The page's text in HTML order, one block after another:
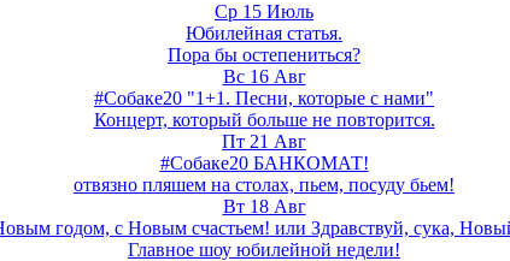
Ср 15 Июль
Юбилейная статья.
Пора бы остепениться?
Вс 16 Авг
#Собаке20 "1+1. Песни, которые с нами"
Концерт, который больше не повторится.
Пт 21 Авг
#Собаке20 БАНКОМАТ!
отвязно пляшем на столах, пьем, посуду бьем!
Вт 18 Авг
годом, с Новым счастьем! или Здравствуй, сука,
Главное шоу юбилейной недели!